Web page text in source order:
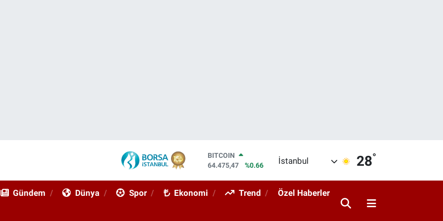
DOLAR
47,5986
%0.06
STERLİN
İstanbul 28°
Gündem Dünya Spor Ekonomi Trend Özel Haberler